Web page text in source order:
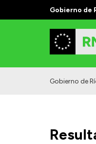
Gobierno de
Gobierno de